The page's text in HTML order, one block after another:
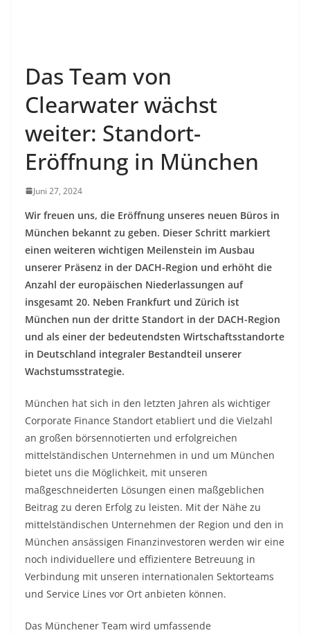
Das Team von
Clearwater wächst
weiter: Standort-
Eröffnung in München
Juni 27, 2024
Wir freuen uns, die Eröffnung unseres neuen Büros in
München bekannt zu geben. Dieser Schritt markiert
einen weiteren wichtigen Meilenstein im Ausbau
unserer Präsenz in der DACH-Region und erhöht die
Anzahl der europäischen Niederlassungen auf
insgesamt 20. Neben Frankfurt und Zürich ist
München nun der dritte Standort in der DACH-Region
und als einer der bedeutendsten Wirtschaftsstandorte
in Deutschland integraler Bestandteil unserer
Wachstumsstrategie.
München hat sich in den letzten Jahren als wichtiger
Corporate Finance Standort etabliert und die Vielzahl
an großen börsennotierten und erfolgreichen
mittelständischen Unternehmen in und um München
bietet uns die Möglichkeit, mit unseren
maßgeschneiderten Lösungen einen maßgeblichen
Beitrag zu deren Erfolg zu leisten. Mit der Nähe zu
mittelständischen Unternehmen der Region und den in
München ansässigen Finanzinvestoren werden wir eine
noch individuellere und effizientere Betreuung in
Verbindung mit unseren internationalen Sektorteams
und Service Lines vor Ort anbieten können.
Das Münchener Team wird umfassende